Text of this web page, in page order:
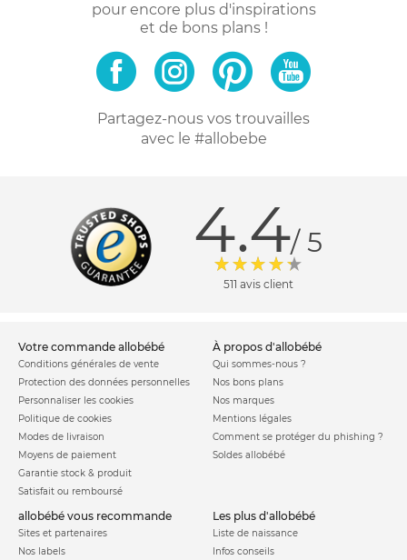
pour encore plus d'inspirations
et de bons plans !
Partagez-nous vos trouvailles
avec le #allobebe
4.4/ 5
511 avis client
votre commande allobébé
Conditions générales de vente
Protection des données personnelles
Personnaliser les cookies
Politique de cookies
Modes de livraison
Moyens de paiement
Garantie stock & produit
Satisfait ou remboursé
à propos d'allobébé
Qui sommes-nous ?
Nos bons plans
Nos marques
Mentions légales
Comment se protéger du phishing ?
Soldes allobébé
allobébé vous recommande
Sites et partenaires
Nos labels
les plus d'allobébé
Liste de naissance
Infos conseils